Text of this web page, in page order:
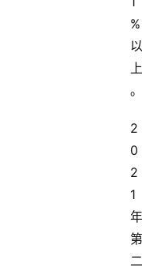
%
以
上
。
2
0
2
1
年
第
二